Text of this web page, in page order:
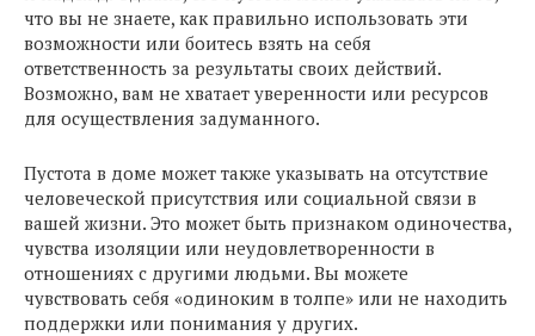
что вы не знаете, как правильно использовать эти
возможности или боитесь взять на себя
ответственность за результаты своих действий.
Возможно, вам не хватает уверенности или ресурсов
для осуществления задуманного.
Пустота в доме может также указывать на отсутствие
человеческой присутствия или социальной связи в
вашей жизни. Это может быть признаком одиночества,
чувства изоляции или неудовлетворенности в
отношениях с другими людьми. Вы можете
чувствовать себя «одиноким в толпе» или не находить
поддержки или понимания у других.